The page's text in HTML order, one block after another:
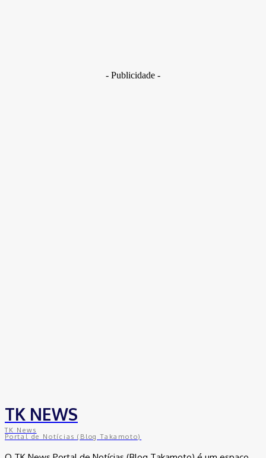
- Publicidade -
TK NEWS
TK News
Portal de Notícias (Blog Takamoto)